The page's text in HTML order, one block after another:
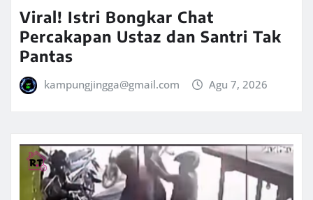
Viral! Istri Bongkar Chat
Percakapan Ustaz dan Santri Tak
Pantas
kampungjingga@gmail.com Agu 7, 2026